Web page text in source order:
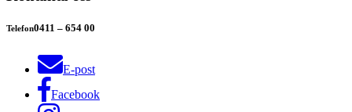
Telefon0411 – 654 00
E-post
Facebook